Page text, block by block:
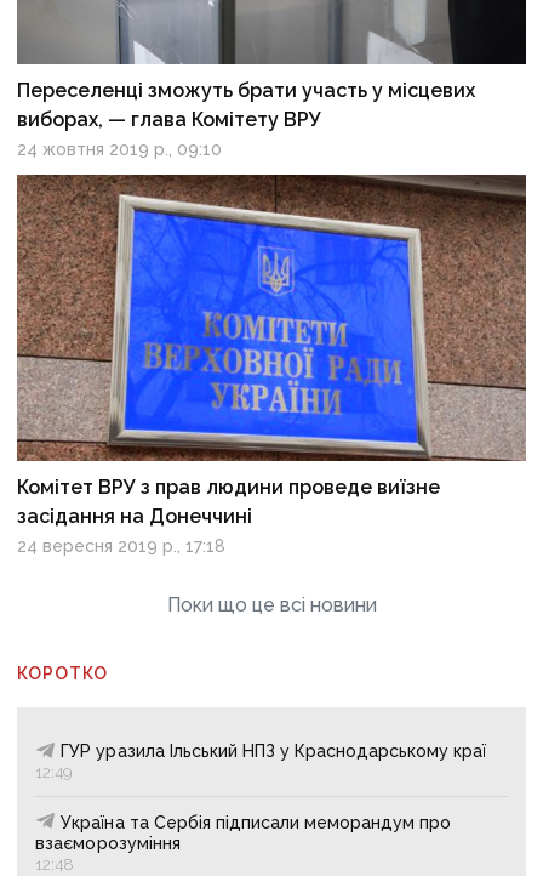
Переселенці зможуть брати участь у місцевих
виборах, — глава Комітету ВРУ
24 жовтня 2019 р., 09:10
Комітет ВРУ з прав людини проведе виїзне
засідання на Донеччині
24 вересня 2019 р., 17:18
Поки що це всі новини
КОРОТКО
ГУР уразила Ільський НПЗ у Краснодарському краї
12:49
Україна та Сербія підписали меморандум про
взаєморозуміння
12:48